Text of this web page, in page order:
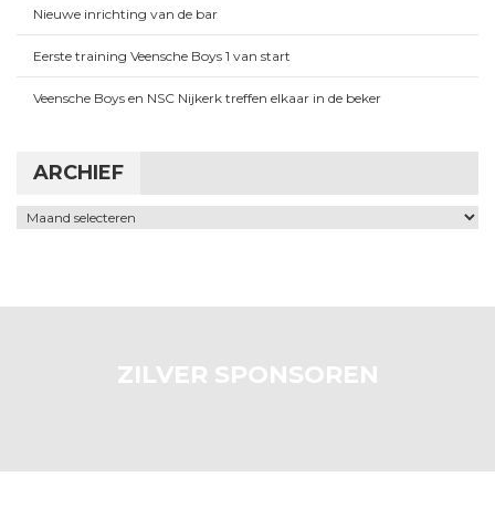
Nieuwe inrichting van de bar
Eerste training Veensche Boys 1 van start
Veensche Boys en NSC Nijkerk treffen elkaar in de beker
ARCHIEF
Archief
ZILVER SPONSOREN